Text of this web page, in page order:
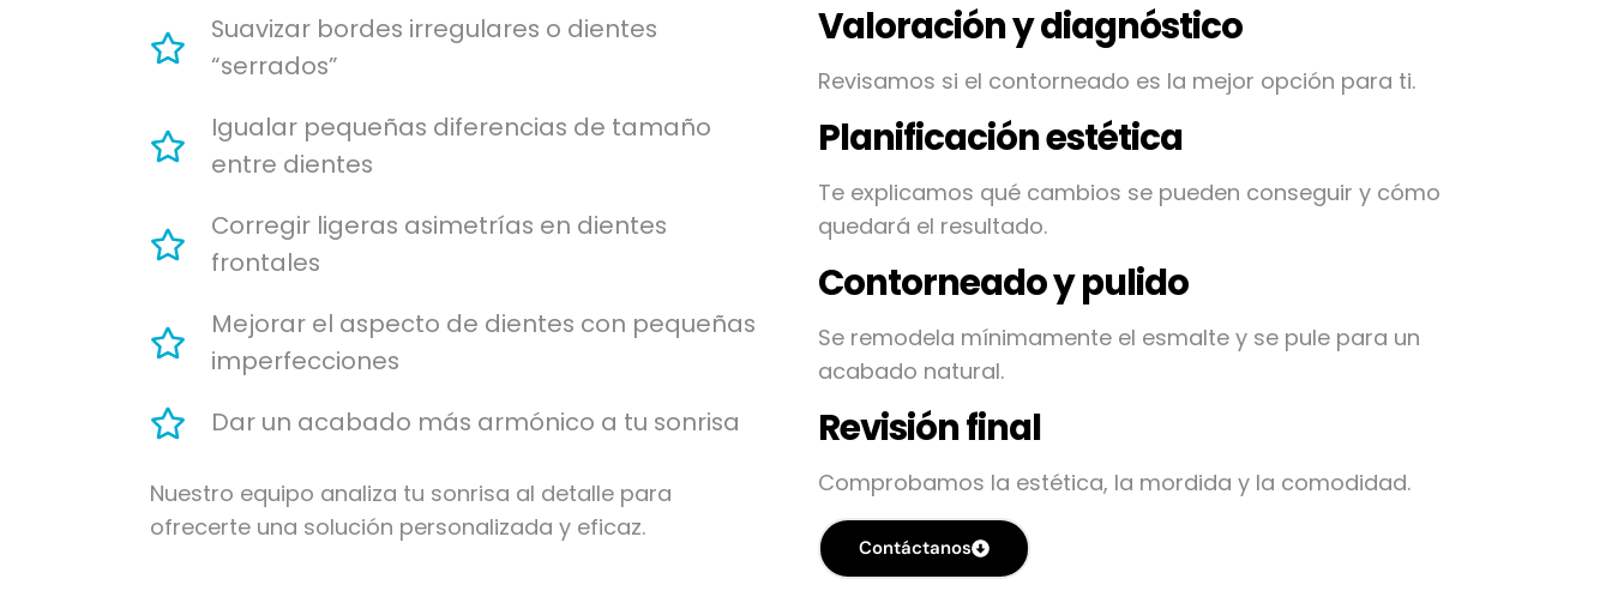
Suavizar bordes irregulares o dientes
“serrados”
Igualar pequeñas diferencias de tamaño
entre dientes
Corregir ligeras asimetrías en dientes
frontales
Mejorar el aspecto de dientes con pequeñas
imperfecciones
Dar un acabado más armónico a tu sonrisa
Nuestro equipo analiza tu sonrisa al detalle para
ofrecerte una solución personalizada y eficaz.
Valoración y diagnóstico
Revisamos si el contorneado es la mejor opción para ti.
Planificación estética
Te explicamos qué cambios se pueden conseguir y cómo
quedará el resultado.
Contorneado y pulido
Se remodela mínimamente el esmalte y se pule para un
acabado natural.
Revisión final
Comprobamos la estética, la mordida y la comodidad.
Contáctanos